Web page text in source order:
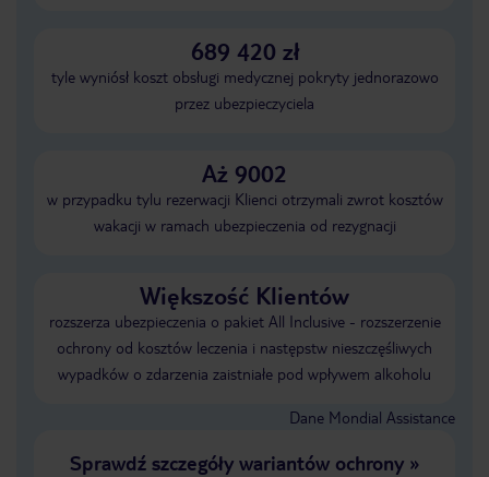
689 420 zł
tyle wyniósł koszt obsługi medycznej pokryty jednorazowo
przez ubezpieczyciela
Aż 9002
w przypadku tylu rezerwacji Klienci otrzymali zwrot kosztów
wakacji w ramach ubezpieczenia od rezygnacji
Większość Klientów
rozszerza ubezpieczenia o pakiet All Inclusive - rozszerzenie
ochrony od kosztów leczenia i następstw nieszczęśliwych
wypadków o zdarzenia zaistniałe pod wpływem alkoholu
Dane Mondial Assistance
Sprawdź szczegóły wariantów ochrony»